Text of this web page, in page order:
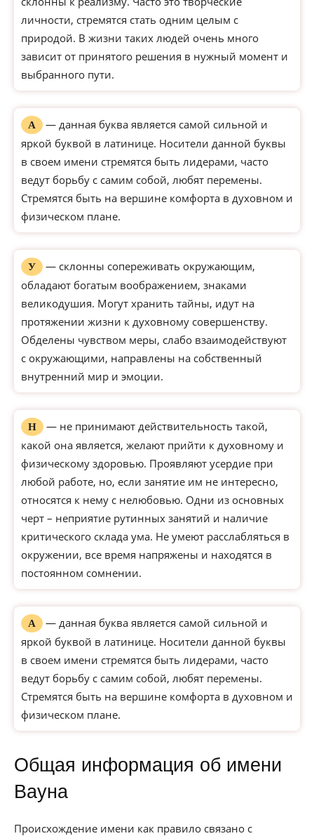
личности, стремятся стать одним целым с
природой. В жизни таких людей очень много
зависит от принятого решения в нужный момент и
выбранного пути.
А
— данная буква является самой сильной и
яркой буквой в латинице. Носители данной буквы
в своем имени стремятся быть лидерами, часто
ведут борьбу с самим собой, любят перемены.
Стремятся быть на вершине комфорта в духовном и
физическом плане.
У
— склонны сопереживать окружающим,
обладают богатым воображением, знаками
великодушия. Могут хранить тайны, идут на
протяжении жизни к духовному совершенству.
Обделены чувством меры, слабо взаимодействуют
с окружающими, направлены на собственный
внутренний мир и эмоции.
Н
— не принимают действительность такой,
какой она является, желают прийти к духовному и
физическому здоровью. Проявляют усердие при
любой работе, но, если занятие им не интересно,
относятся к нему с нелюбовью. Одни из основных
черт – неприятие рутинных занятий и наличие
критического склада ума. Не умеют расслабляться в
окружении, все время напряжены и находятся в
постоянном сомнении.
А
— данная буква является самой сильной и
яркой буквой в латинице. Носители данной буквы
в своем имени стремятся быть лидерами, часто
ведут борьбу с самим собой, любят перемены.
Стремятся быть на вершине комфорта в духовном и
физическом плане.
Общая информация об имени
Вауна
Происхождение имени как правило связано с